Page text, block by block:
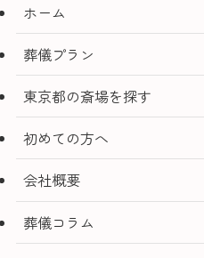
ホーム
葬儀プラン
東京都の斎場を探す
初めての方へ
会社概要
葬儀コラム